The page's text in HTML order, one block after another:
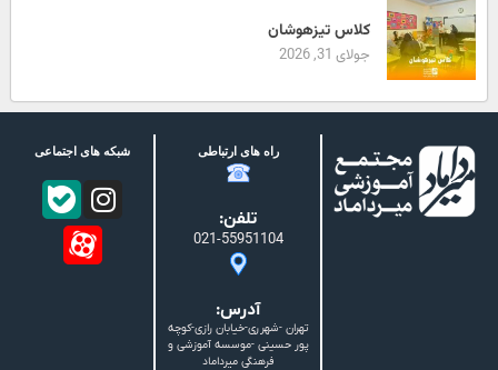
کلاس تیزهوشان
جولای 31, 2026
راه های ارتباطی
تلفن:
021-55951104
آدرس:
تهران -شهرری-خیابان رازی-کوچه
پور حسینی -موسسه آموزشی و
فرهنگی میرداماد
شبکه های اجتماعی